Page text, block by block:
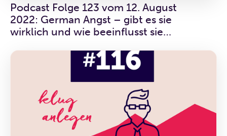
Podcast Folge 123 vom 12. August
2022: German Angst – gibt es sie
wirklich und wie beeinflusst sie